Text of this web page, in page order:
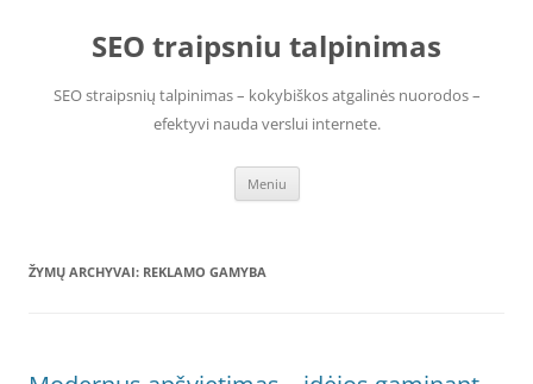
SEO traipsniu talpinimas
SEO straipsnių talpinimas – kokybiškos atgalinės nuorodos –
efektyvi nauda verslui internete.
Meniu
ŽYMŲ ARCHYVAI: REKLAMO GAMYBA